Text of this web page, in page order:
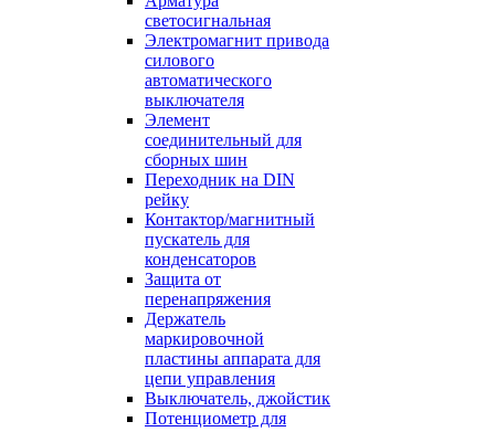
светосигнальная
Электромагнит привода
силового
автоматического
выключателя
Элемент
соединительный для
сборных шин
Переходник на DIN
рейку
Контактор/магнитный
пускатель для
конденсаторов
Защита от
перенапряжения
Держатель
маркировочной
пластины аппарата для
цепи управления
Выключатель, джойстик
Потенциометр для